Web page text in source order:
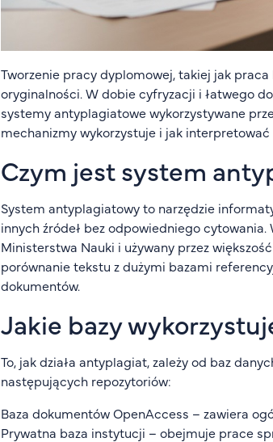
Tworzenie pracy dyplomowej, takiej jak
oryginalności. W dobie cyfryzacji i łatwego
systemy antyplagiatowe wykorzystywane
mechanizmy wykorzystuje i jak interpretować
Czym jest system
System antyplagiatowy to narzędzie
innych źródeł bez odpowiedniego
Ministerstwa Nauki i używany przez
porównanie tekstu z dużymi bazami
dokumentów.
Jakie bazy
To, jak działa antyplagiat, zależy od baz
następujących repozytoriów:
Baza dokumentów OpenAccess – zawiera
Prywatna baza instytucji – obejmuje prace